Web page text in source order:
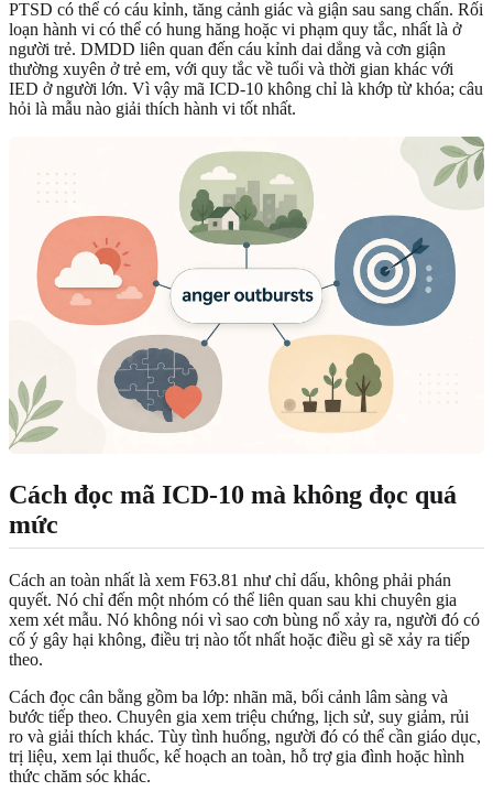
PTSD có thể có cáu kỉnh, tăng cảnh giác và giận sau sang chấn. Rối
loạn hành vi có thể có hung hăng hoặc vi phạm quy tắc, nhất là ở
người trẻ. DMDD liên quan đến cáu kỉnh dai dẳng và cơn giận
thường xuyên ở trẻ em, với quy tắc về tuổi và thời gian khác với
IED ở người lớn. Vì vậy mã ICD-10 không chỉ là khớp từ khóa; câu
hỏi là mẫu nào giải thích hành vi tốt nhất.
Cách đọc mã ICD-10 mà không đọc quá
mức
Cách an toàn nhất là xem F63.81 như chỉ dấu, không phải phán
quyết. Nó chỉ đến một nhóm có thể liên quan sau khi chuyên gia
xem xét mẫu. Nó không nói vì sao cơn bùng nổ xảy ra, người đó có
cố ý gây hại không, điều trị nào tốt nhất hoặc điều gì sẽ xảy ra tiếp
theo.
Cách đọc cân bằng gồm ba lớp: nhãn mã, bối cảnh lâm sàng và
bước tiếp theo. Chuyên gia xem triệu chứng, lịch sử, suy giảm, rủi
ro và giải thích khác. Tùy tình huống, người đó có thể cần giáo dục,
trị liệu, xem lại thuốc, kế hoạch an toàn, hỗ trợ gia đình hoặc hình
thức chăm sóc khác.